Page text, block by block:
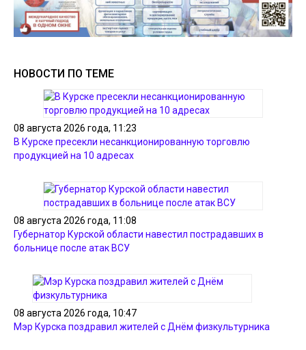
НОВОСТИ ПО ТЕМЕ
08 августа 2026 года, 11:23
В Курске пресекли несанкционированную торговлю
продукцией на 10 адресах
08 августа 2026 года, 11:08
Губернатор Курской области навестил пострадавших в
больнице после атак ВСУ
08 августа 2026 года, 10:47
Мэр Курска поздравил жителей с Днём физкультурника